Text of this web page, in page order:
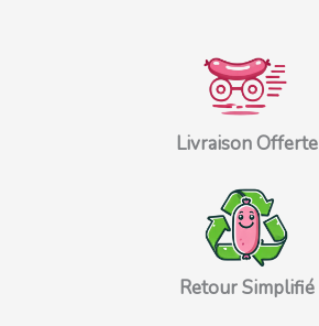
Livraison Offerte
Retour Simplifié